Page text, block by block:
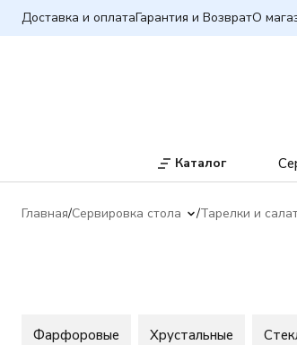
Доставка и оплатаГарантия и ВозвратО
Каталог
Главная Сервировка стола Тарелки и
Фарфоровые Хрустальные